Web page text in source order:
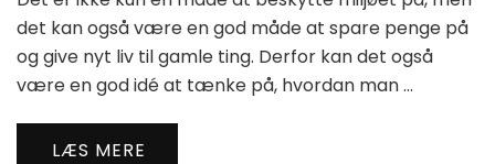
det kan også være en god måde at spare penge på
og give nyt liv til gamle ting. Derfor kan det også
være en god idé at tænke på, hvordan man …
LÆS MERE